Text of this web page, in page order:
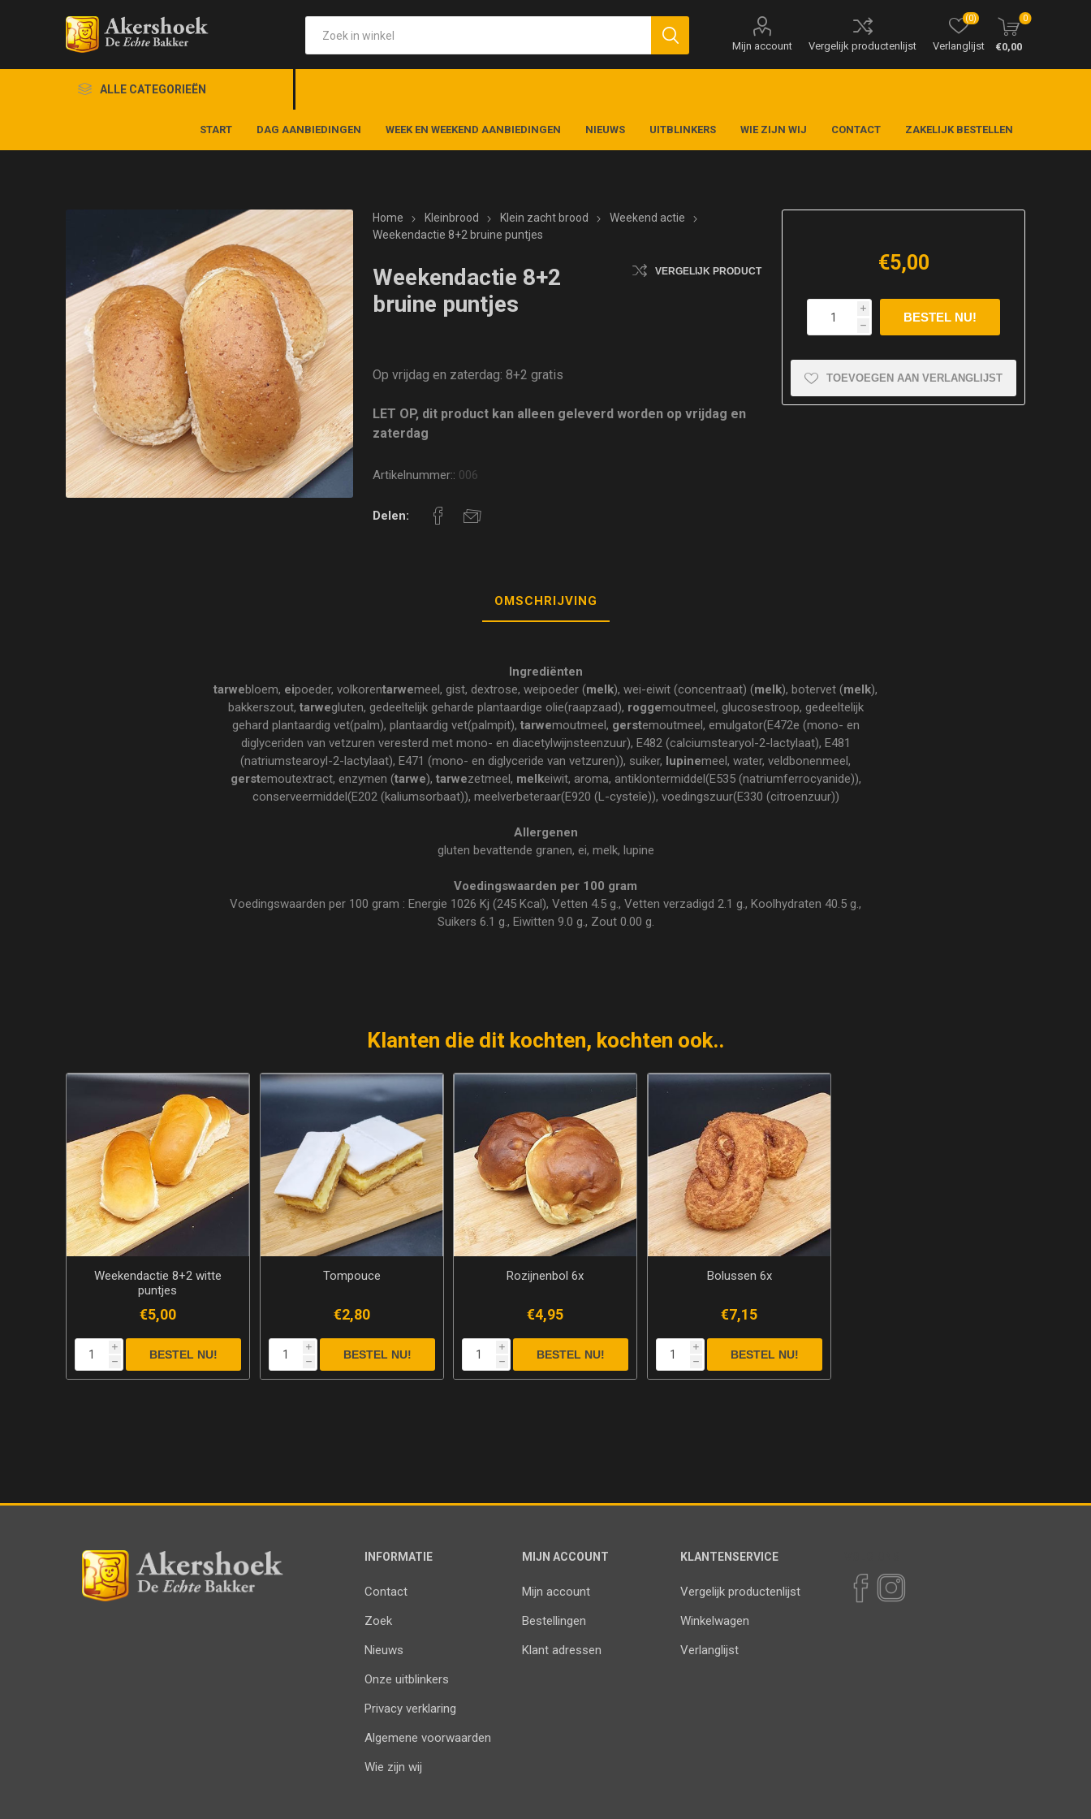
Mijn account Vergelijk productenlijst Verlanglijst
(0) 0
€0,00
ALLE CATEGORIEËN
START DAG AANBIEDINGEN WEEK EN WEEKEND AANBIEDINGEN NIEUWS UITBLINKERS WIE ZIJN WIJ CONTACT ZAKELIJK BESTELLEN
Home Kleinbrood Klein zacht brood
Weekend actie
Weekendactie 8+2 bruine puntjes
Weekendactie 8+2
bruine puntjes
VERGELIJK PRODUCT
Op vrijdag en zaterdag: 8+2 gratis
LET OP, dit product kan alleen geleverd worden op vrijdag en
zaterdag
Artikelnummer:: 006
Delen:
€5,00
i
h
TOEVOEGEN AAN VERLANGLIJST
OMSCHRIJVING
Ingrediënten
tarwebloem, eipoeder, volkorentarwemeel, gist, dextrose, weipoeder (melk), wei-eiwit (concentraat) (melk), botervet (melk),
bakkerszout, tarwegluten, gedeeltelijk geharde plantaardige olie(raapzaad), roggemoutmeel, glucosestroop, gedeeltelijk
gehard plantaardig vet(palm), plantaardig vet(palmpit), tarwemoutmeel, gerstemoutmeel, emulgator(E472e (mono- en
diglyceriden van vetzuren veresterd met mono- en diacetylwijnsteenzuur), E482 (calciumstearyol-2-lactylaat), E481
(natriumstearoyl-2-lactylaat), E471 (mono- en diglyceride van vetzuren)), suiker, lupinemeel, water, veldbonenmeel,
gerstemoutextract, enzymen (tarwe), tarwezetmeel, melkeiwit, aroma, antiklontermiddel(E535 (natriumferrocyanide)),
conserveermiddel(E202 (kaliumsorbaat)), meelverbeteraar(E920 (L-cysteîe)), voedingszuur(E330 (citroenzuur))
Allergenen
gluten bevattende granen, ei, melk, lupine
Voedingswaarden per 100 gram
Voedingswaarden per 100 gram : Energie 1026 Kj (245 Kcal), Vetten 4.5 g., Vetten verzadigd 2.1 g., Koolhydraten 40.5 g.,
Suikers 6.1 g., Eiwitten 9.0 g., Zout 0.00 g.
Klanten die dit kochten, kochten ook..
Weekendactie 8+2 witte
puntjes
€5,00
i
h
Tompouce
€2,80
i
h
Rozijnenbol 6x
€4,95
i
h
Bolussen 6x
€7,15
i
h
INFORMATIE
Contact
Zoek
Nieuws
Onze uitblinkers
Privacy verklaring
Algemene voorwaarden
Wie zijn wij
MIJN ACCOUNT
Mijn account
Bestellingen
Klant adressen
KLANTENSERVICE
Vergelijk productenlijst
Winkelwagen
Verlanglijst